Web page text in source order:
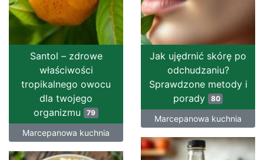
Santol – zdrowe
właściwości
tropikalnego owocu
dla twojego
organizmu 79
Marcepanowa kuchnia
Jak ujędrnić skórę po
odchudzaniu?
Sprawdzone metody i
porady
80
Marcepanowa kuchnia